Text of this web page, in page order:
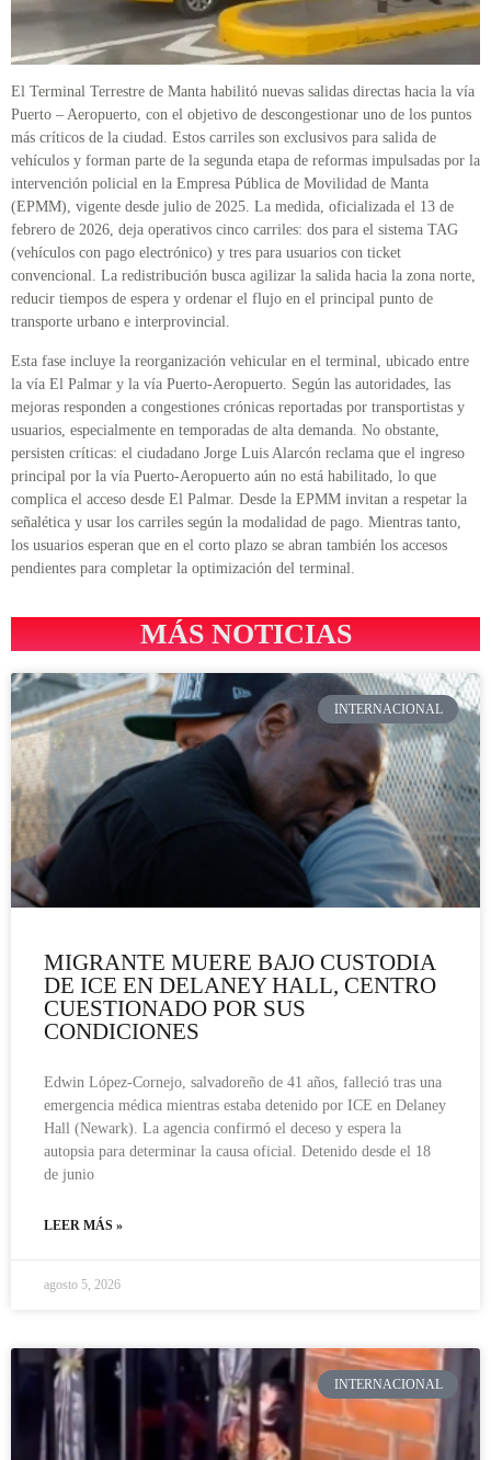
El Terminal Terrestre de Manta habilitó nuevas salidas directas hacia la vía
Puerto – Aeropuerto, con el objetivo de descongestionar uno de los puntos
más críticos de la ciudad. Estos carriles son exclusivos para salida de
vehículos y forman parte de la segunda etapa de reformas impulsadas por la
intervención policial en la Empresa Pública de Movilidad de Manta
(EPMM), vigente desde julio de 2025. La medida, oficializada el 13 de
febrero de 2026, deja operativos cinco carriles: dos para el sistema TAG
(vehículos con pago electrónico) y tres para usuarios con ticket
convencional. La redistribución busca agilizar la salida hacia la zona norte,
reducir tiempos de espera y ordenar el flujo en el principal punto de
transporte urbano e interprovincial.
Esta fase incluye la reorganización vehicular en el terminal, ubicado entre
la vía El Palmar y la vía Puerto-Aeropuerto. Según las autoridades, las
mejoras responden a congestiones crónicas reportadas por transportistas y
usuarios, especialmente en temporadas de alta demanda. No obstante,
persisten críticas: el ciudadano Jorge Luis Alarcón reclama que el ingreso
principal por la vía Puerto-Aeropuerto aún no está habilitado, lo que
complica el acceso desde El Palmar. Desde la EPMM invitan a respetar la
señalética y usar los carriles según la modalidad de pago. Mientras tanto,
los usuarios esperan que en el corto plazo se abran también los accesos
pendientes para completar la optimización del terminal.
MÁS NOTICIAS
INTERNACIONAL
MIGRANTE MUERE BAJO CUSTODIA
DE ICE EN DELANEY HALL, CENTRO
CUESTIONADO POR SUS
CONDICIONES
Edwin López-Cornejo, salvadoreño de 41 años, falleció tras una
emergencia médica mientras estaba detenido por ICE en Delaney
Hall (Newark). La agencia confirmó el deceso y espera la
autopsia para determinar la causa oficial. Detenido desde el 18
de junio
LEER MÁS »
agosto 5, 2026
INTERNACIONAL